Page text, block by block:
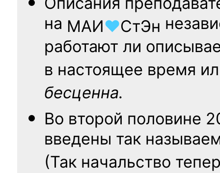
на МАИ♥СтЭн
работают ли
в настоящее время
бесценна.
Во второй половине
введены так
(Так начальство